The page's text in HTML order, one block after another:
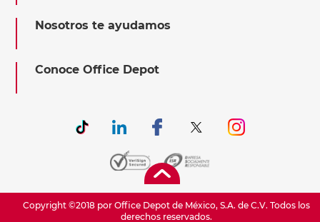
Nosotros te ayudamos
Conoce Office Depot
Copyright ©2018 por Office Depot de México, S.A. de C.V. Todos los
derechos reservados.